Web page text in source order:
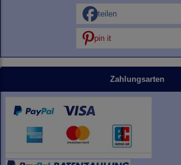
teilen
pin it
Zahlungsarten